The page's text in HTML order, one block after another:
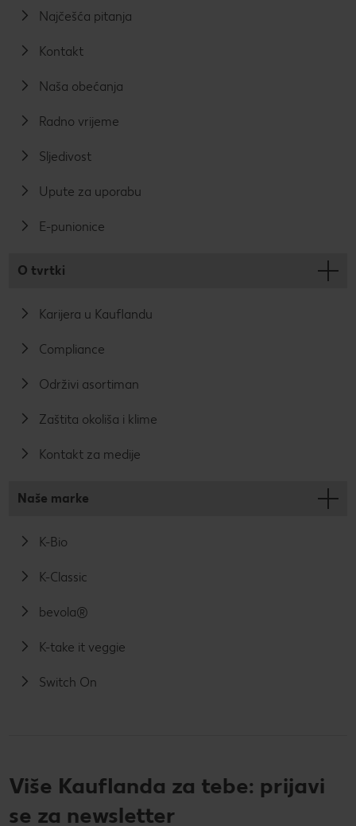
Najčešća pitanja
Kontakt
Naša obećanja
Radno vrijeme
Sljedivost
Upute za uporabu
E-punionice
O tvrtki
Karijera u Kauflandu
Compliance
Održivi asortiman
Zaštita okoliša i klime
Kontakt za medije
Naše marke
K-Bio
K-Classic
bevola®
K-take it veggie
Switch On
Više Kauflanda za tebe: prijavi
se za newsletter